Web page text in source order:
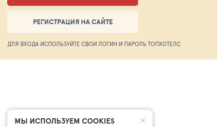
РЕГИСТРАЦИЯ НА САЙТЕ
ДЛЯ ВХОДА ИСПОЛЬЗУЙТЕ СВОИ ЛОГИН И ПАРОЛЬ ТОПХОТЕЛС
МЫ ИСПОЛЬЗУЕМ COOKIES